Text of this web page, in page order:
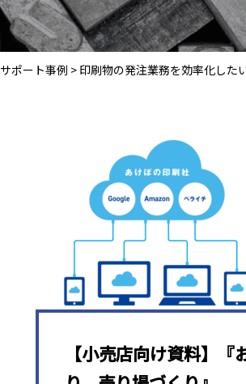
サポート事例 > 印刷物の発注業務を効率化した
【小売店向け資料】